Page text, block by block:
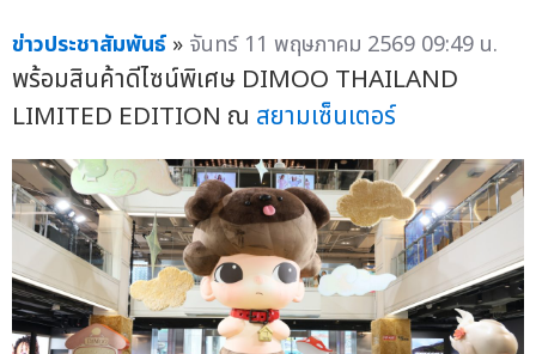
ข่าวประชาสัมพันธ์ » จันทร์ 11 พฤษภาคม 2569 09:49 น.
พร้อมสินค้าดีไซน์พิเศษ DIMOO THAILAND
LIMITED EDITION ณ สยามเซ็นเตอร์